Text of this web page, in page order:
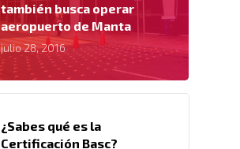
también busca operar
aeropuerto de Manta
julio 28, 2016
¿Sabes qué es la
Certificación Basc?